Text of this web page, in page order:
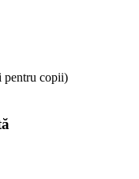
pentru copii)